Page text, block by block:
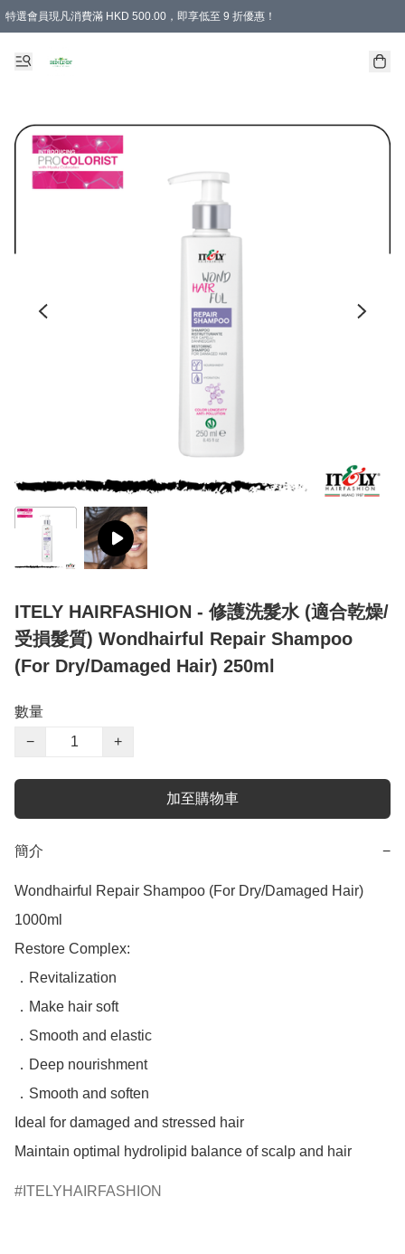
特選會員現凡消費滿 HKD 500.00，即享低至 9 折優惠！
ITELY HAIRFASHION - 修護洗髮水 (適合乾燥/
受損髮質) Wondhairful Repair Shampoo
(For Dry/Damaged Hair) 250ml
數量
−
+
加至購物車
簡介 −
Wondhairful Repair Shampoo (For Dry/Damaged Hair)
1000ml
Restore Complex:
．Revitalization
．Make hair soft
．Smooth and elastic
．Deep nourishment
．Smooth and soften
Ideal for damaged and stressed hair
Maintain optimal hydrolipid balance of scalp and hair
ITELYHAIRFASHION